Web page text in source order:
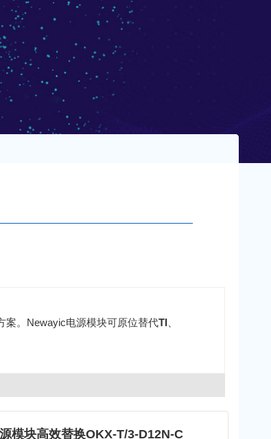
案。Newayic电源模块可原位替代TI
模块高效替换OKX-T/3-D12N-C